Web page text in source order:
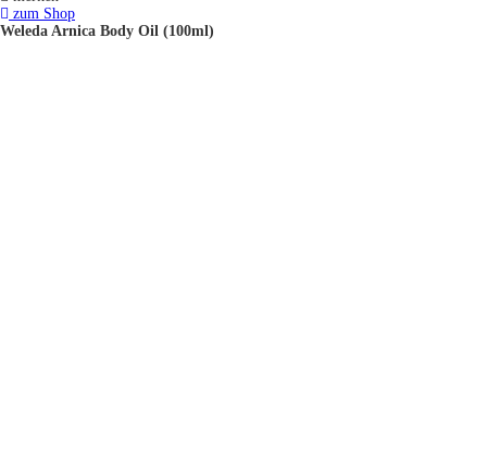
zum Shop
Weleda Arnica Body Oil (100ml)